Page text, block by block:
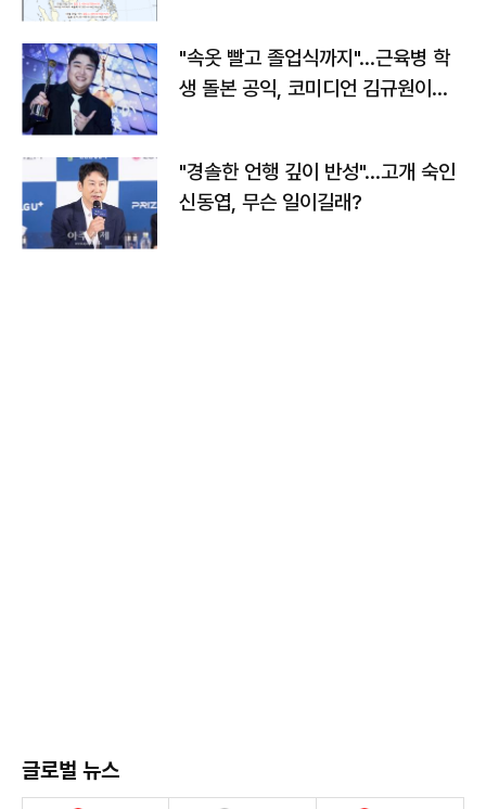
"속옷 빨고 졸업식까지"…근육병 학
생 돌본 공익, 코미디언 김규원이었
"경솔한 언행 깊이 반성"…고개 숙인
신동엽, 무슨 일이길래?
글로벌 뉴스